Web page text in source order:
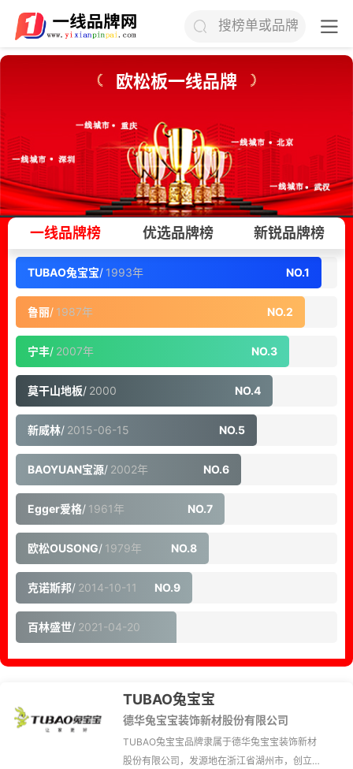
搜榜单或品牌
欧松板一线品牌
一线品牌榜 优选品牌榜 新锐品牌榜
TUBAO兔宝宝/ 1993年 NO.1
鲁丽/ 1987年 NO.2
宁丰/ 2007年 NO.3
莫干山地板/ 2000 NO.4
新威林/ 2015-06-15 NO.5
BAOYUAN宝源/ 2002年 NO.6
Egger爱格/ 1961年 NO.7
欧松OUSONG/ 1979年 NO.8
克诺斯邦/ 2014-10-11 NO.9
百林盛世/ 2021-04-20
NO.10
TUBAO兔宝宝
德华兔宝宝装饰新材股份有限公司
TUBAO兔宝宝品牌隶属于德华兔宝宝装饰新材
股份有限公司，发源地在浙江省湖州市，创立于